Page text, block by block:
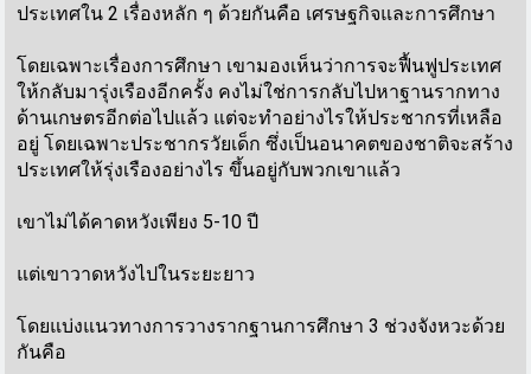
ประเทศใน 2 เรื่องหลัก ๆ ด้วยกันคือ เศรษฐกิจและการศึกษา
โดยเฉพาะเรื่องการศึกษา เขามองเห็นว่าการจะฟื้นฟูประเทศ
ให้กลับมารุ่งเรืองอีกครั้ง คงไม่ใช่การกลับไปหาฐานรากทาง
ด้านเกษตรอีกต่อไปแล้ว แต่จะทำอย่างไรให้ประชากรที่เหลือ
อยู่ โดยเฉพาะประชากรวัยเด็ก ซึ่งเป็นอนาคตของชาติจะสร้าง
ประเทศให้รุ่งเรืองอย่างไร ขึ้นอยู่กับพวกเขาแล้ว
เขาไม่ได้คาดหวังเพียง 5-10 ปี
แต่เขาวาดหวังไปในระยะยาว
โดยแบ่งแนวทางการวางรากฐานการศึกษา 3 ช่วงจังหวะด้วย
กันคือ